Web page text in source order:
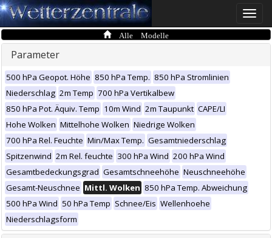
Toggle
Alle Modelle
Parameter
500 hPa Geopot. Höhe 850 hPa Temp. 850 hPa Stromlinien
Niederschlag 2m Temp 700 hPa Vertikalbew
850 hPa Pot. Äquiv. Temp 10m Wind 2m Taupunkt CAPE/LI
Hohe Wolken Mittelhohe Wolken Niedrige Wolken
700 hPa Rel. Feuchte Min/Max Temp. Gesamtniederschlag
Spitzenwind 2m Rel. feuchte 300 hPa Wind 200 hPa Wind
Gesamtbedeckungsgrad Gesamtschneehöhe Neuschneehöhe
Gesamt-Neuschnee Mittl. Wolken 850 hPa Temp. Abweichung
500 hPa Wind 50 hPa Temp Schnee/Eis Wellenhoehe
Niederschlagsform